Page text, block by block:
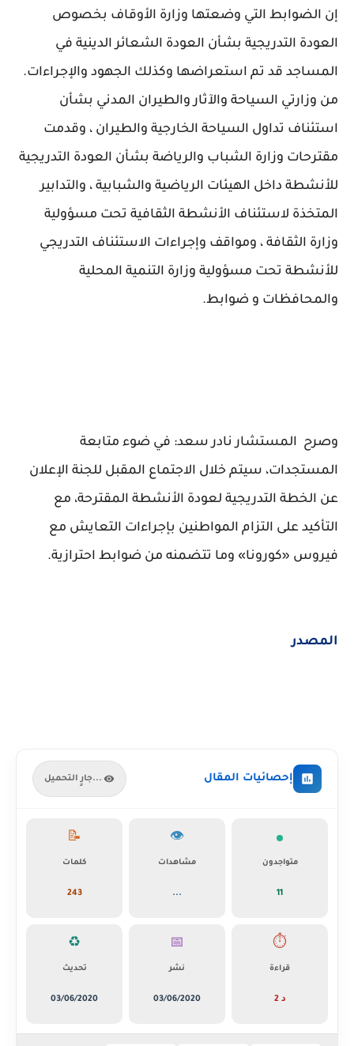
إن الضوابط التي وضعتها وزارة الأوقاف بخصوص
العودة التدريجية بشأن العودة الشعائر الدينية في
المساجد قد تم استعراضها وكذلك الجهود والإجراءات.
من وزارتي السياحة والآثار والطيران المدني بشأن
استئناف تداول السياحة الخارجية والطيران ، وقدمت
مقترحات وزارة الشباب والرياضة بشأن العودة التدريجية
للأنشطة داخل الهيئات الرياضية والشبابية ، والتدابير
المتخذة لاستئناف الأنشطة الثقافية تحت مسؤولية
وزارة الثقافة ، ومواقف وإجراءات الاستئناف التدريجي
للأنشطة تحت مسؤولية وزارة التنمية المحلية
والمحافظات و ضوابط.
وصرح المستشار نادر سعد: في ضوء متابعة
المستجدات، سيتم خلال الاجتماع المقبل للجنة الإعلان
عن الخطة التدريجية لعودة الأنشطة المقترحة، مع
التأكيد على التزام المواطنين بإجراءات التعايش مع
فيروس «كورونا» وما تتضمنه من ضوابط احترازية.
المصدر
إحصائيات المقال جارٍ التحميل...
متواجدون
11
👁️
مشاهدات
...
📝
كلمات
243
⏱️
قراءة
2 د
📅
نشر
03/06/2020
♻️
تحديث
03/06/2020